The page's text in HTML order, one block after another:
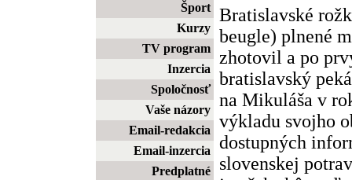
Šport
Kurzy
TV program
Inzercia
Spoločnosť
Vaše názory
Email-redakcia
Email-inzercia
Predplatné
Bratislavské
beugle) plnené
zhotovil a po
bratislavský
na Mikuláša v
výkladu svojho
dostupných
slovenskej